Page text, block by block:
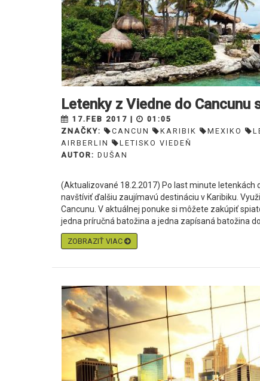
Letenky z Viedne do Cancunu
17.FEB 2017 |
01:05
ZNAČKY:
CANCUN KARIBIK MEXIKO
AIRBERLIN
LETISKO VIEDEŇ
AUTOR: DUŠAN
(Aktualizované 18.2.2017) Po last minute
navštíviť ďalšiu zaujímavú destináciu v Karibiku.
Cancunu. V aktuálnej ponuke si môžete zakúpiť
jedna príručná batožina a jedna zapísaná batožina do
ZOBRAZIŤ VIAC